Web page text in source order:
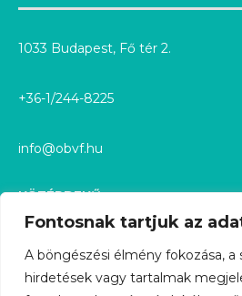
Fontosnak tartjuk az
A böngészési élmény fokozása,
hirdetések vagy tartalmak
1033 Budapest, Fő tér 2.
+36-1/244-8225
info@obvf.hu
KÖZÉRDEKŰ
KÖZÉRDEKŰ ADATOK
KÖZÉRDEKŰ ADATIGÉNYLÉS